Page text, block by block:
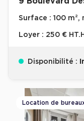
Surface : 100 m²,
Loyer : 250 €
Disponibilité :
Location de